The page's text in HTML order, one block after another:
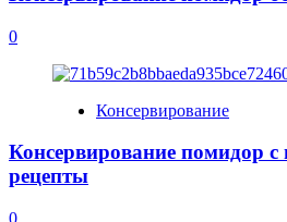
0
Консервирование
Консервирование помидор
рецепты
0